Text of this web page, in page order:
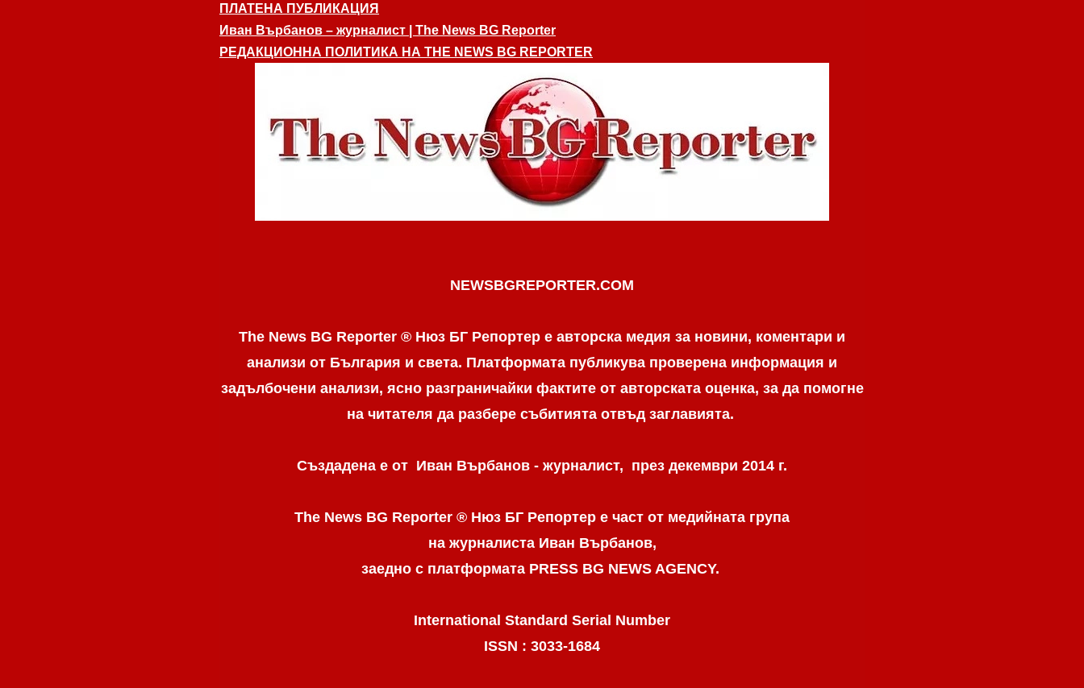
ПЛАТЕНА ПУБЛИКАЦИЯ
Иван Върбанов – журналист | The News BG Reporter
РЕДАКЦИОННА ПОЛИТИКА НА THE NEWS BG REPORTER
NEWSBGREPORTER.COM
The News BG Reporter ® Нюз БГ Репортер е авторска медия за новини, коментари и
анализи от България и света. Платформата публикува проверена информация и
задълбочени анализи, ясно разграничaйки фактите от авторската оценка, за да помогне
на читателя да разбере събитията отвъд заглавията.
Създадена е от Иван Върбанов - журналист, през декември 2014 г.
The News BG Reporter ® Нюз БГ Репортер е част от медийната група
на журналиста Иван Върбанов,
заедно с платформата PRESS BG NEWS AGENCY.
International Standard Serial Number
ISSN : 3033-1684